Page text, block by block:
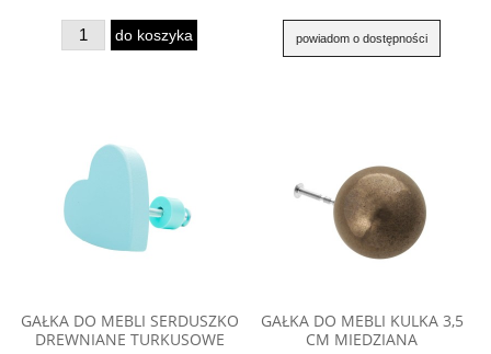
do koszyka powiadom o dostępności
GAŁKA DO MEBLI SERDUSZKO
DREWNIANE TURKUSOWE
GAŁKA DO MEBLI KULKA 3,5
CM MIEDZIANA